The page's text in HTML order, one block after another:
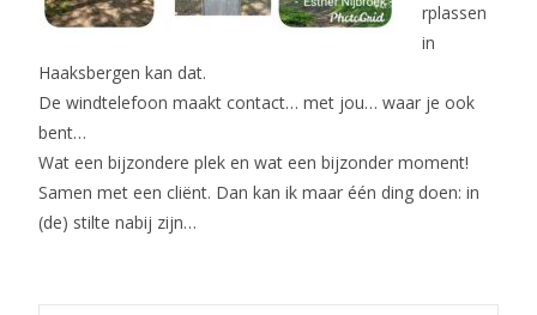
rplassen
in
Haaksbergen kan dat.
De windtelefoon maakt contact… met jou… waar je ook
bent…
Wat een bijzondere plek en wat een bijzonder moment!
Samen met een cliënt. Dan kan ik maar één ding doen: in
(de) stilte nabij zijn…